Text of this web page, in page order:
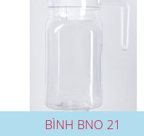
BÌNH BNO 21